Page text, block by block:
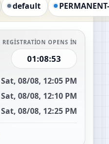
default
REGISTRATION OPENS IN
01:08:52
Sat, 08/08, 12:05 PM
Sat, 08/08, 12:10 PM
Sat, 08/08, 12:25 PM